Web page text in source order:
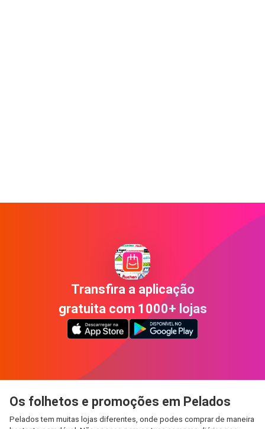
Transfira a aplicação
gratuita com 1000+ lojas
Os folhetos e promoções em Pelados
Pelados tem muitas lojas diferentes, onde podes comprar de maneira